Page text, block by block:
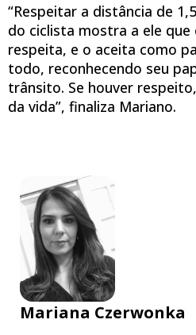
“Respeitar a distância de
do ciclista mostra a ele
respeita, e o aceita como
todo, reconhecendo seu
trânsito. Se houver
da vida”, finaliza Mariano.
Mariana Czerwonka